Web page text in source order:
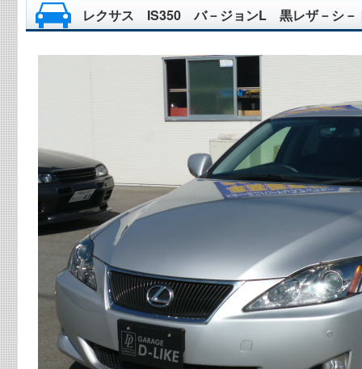
レクサス IS350 バ－ジョンL 黒レザ－シ